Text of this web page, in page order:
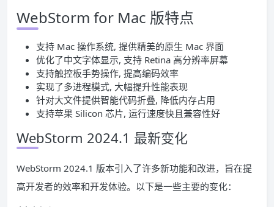
WebStorm for Mac 版特点
支持 Mac 操作系统, 提供精美的原生 Mac 界面
优化了中文字体显示, 支持 Retina 高分辨率屏幕
支持触控板手势操作, 提高编码效率
实现了多进程模式, 大幅提升性能表现
针对大文件提供智能代码折叠, 降低内存占用
支持苹果 Silicon 芯片, 运行速度快且兼容性好
WebStorm 2024.1 最新变化
WebStorm 2024.1 版本引入了许多新功能和改进，旨在提
高开发者的效率和开发体验。以下是一些主要的变化：